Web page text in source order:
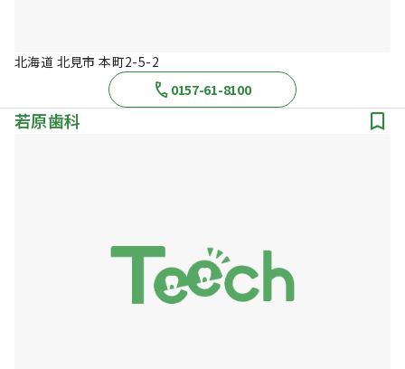
北海道 北見市 本町2-5-2
0157-61-8100
若原歯科